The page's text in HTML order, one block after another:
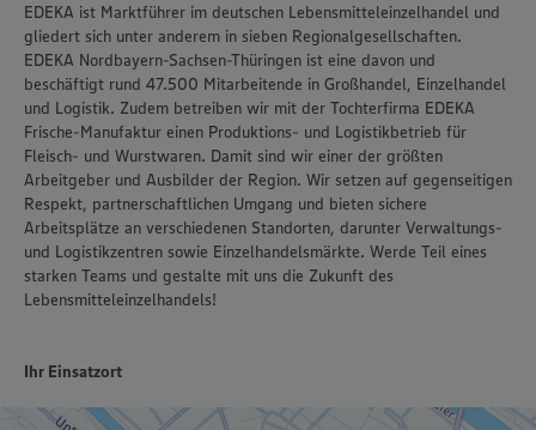
EDEKA ist Marktführer im deutschen Lebensmitteleinzelhandel und
gliedert sich unter anderem in sieben Regionalgesellschaften.
EDEKA Nordbayern-Sachsen-Thüringen ist eine davon und
beschäftigt rund 47.500 Mitarbeitende in Großhandel, Einzelhandel
und Logistik. Zudem betreiben wir mit der Tochterfirma EDEKA
Frische-Manufaktur einen Produktions- und Logistikbetrieb für
Fleisch- und Wurstwaren. Damit sind wir einer der größten
Arbeitgeber und Ausbilder der Region. Wir setzen auf gegenseitigen
Respekt, partnerschaftlichen Umgang und bieten sichere
Arbeitsplätze an verschiedenen Standorten, darunter Verwaltungs-
und Logistikzentren sowie Einzelhandelsmärkte. Werde Teil eines
starken Teams und gestalte mit uns die Zukunft des
Lebensmitteleinzelhandels!
Ihr Einsatzort